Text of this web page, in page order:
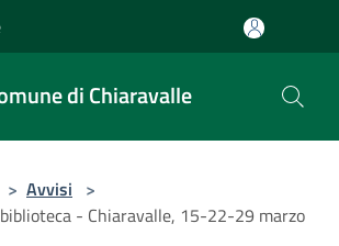
di Chiaravalle
> Avvisi >
- Chiaravalle, 15-22-29 marzo